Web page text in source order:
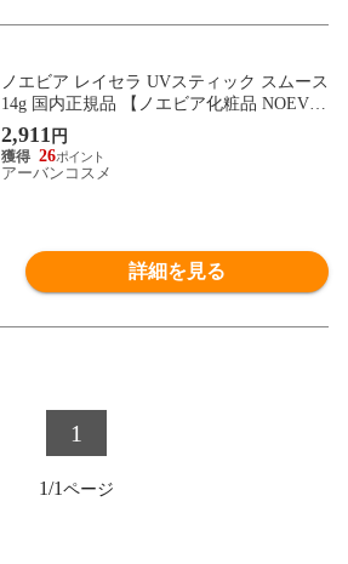
ノエビア レイセラ UVスティック スムース
14g 国内正規品 【ノエビア化粧品 NOEVIR
日焼け止め】
2,911 円
26
アーバンコスメ
詳細を見る
1
1/1